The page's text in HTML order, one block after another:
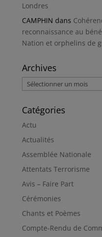
Londres
CAMPHIN dans
reconnaissance au
Nation et orphelins de
Archives
Archives
Catégories
Actu
Actualités
Assemblée Nationale
Attentats Terrorisme
Avis – Faire Part
Cérémonies
Chants et Poèmes
Compte-Rendu de